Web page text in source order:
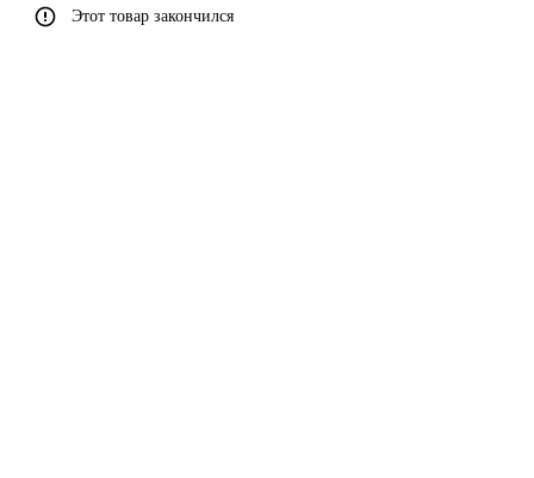
Этот товар закончился